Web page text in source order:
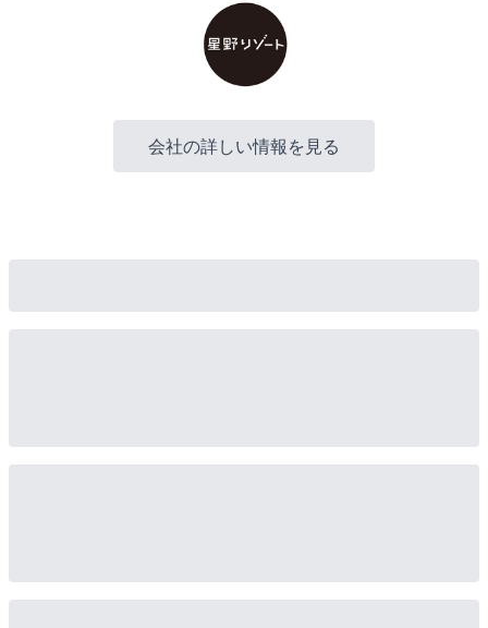
会社の詳しい情報を見る